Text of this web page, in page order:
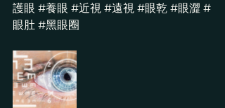
護眼 #養眼 #近視 #遠視 #眼乾 #眼澀 #
眼肚 #黑眼圈